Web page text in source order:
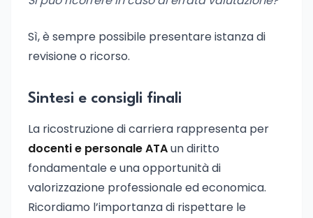
Sì, è sempre possibile presentare istanza di
revisione o ricorso.
Sintesi e consigli finali
La ricostruzione di carriera rappresenta per
docenti e personale ATAun diritto
fondamentale e una opportunità di
valorizzazione professionale ed economica.
Ricordiamo l’importanza di rispettare le